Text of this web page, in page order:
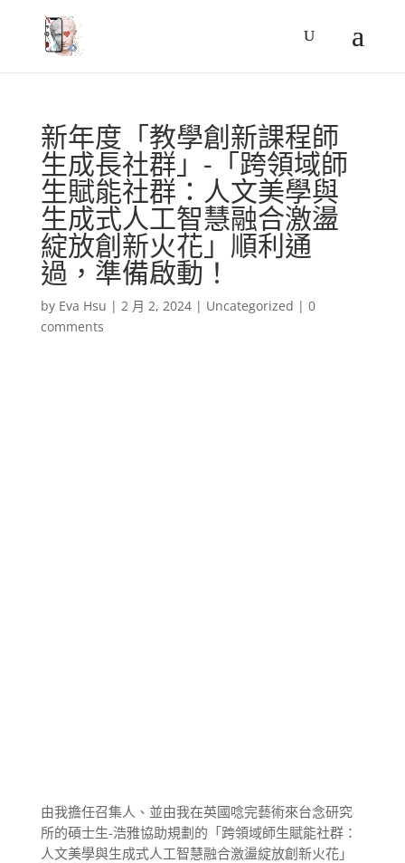
新年度「教學創新課程師
生成長社群」-「跨領域師
生賦能社群：人文美學與
生成式人工智慧融合激盪
綻放創新火花」順利通
過，準備啟動！
by Eva Hsu | 2 月 2, 2024| Uncategorized | 0
comments
由我擔任召集人、並由我在英國唸完藝術來台念研究
所的碩士生-浩雅協助規劃的「跨領域師生賦能社群：
人文美學與生成式人工智慧融合激盪綻放創新火花」